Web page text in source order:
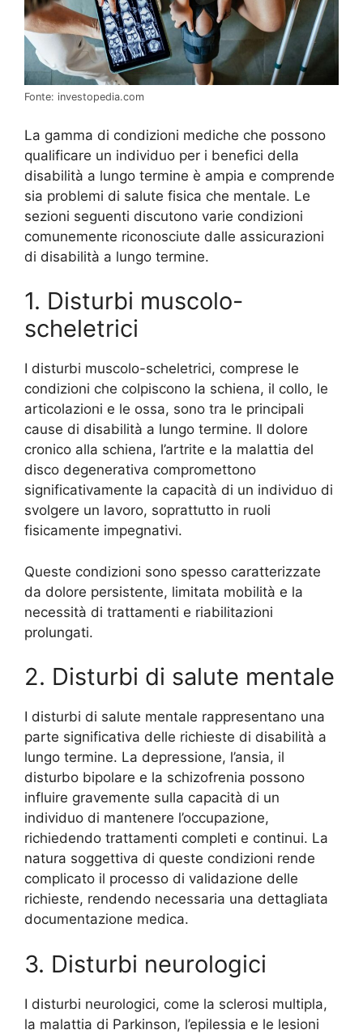
Fonte: investopedia.com
La gamma di condizioni mediche che possono
qualificare un individuo per i benefici della
disabilità a lungo termine è ampia e comprende
sia problemi di salute fisica che mentale. Le
sezioni seguenti discutono varie condizioni
comunemente riconosciute dalle assicurazioni
di disabilità a lungo termine.
1. Disturbi muscolo-
scheletrici
I disturbi muscolo-scheletrici, comprese le
condizioni che colpiscono la schiena, il collo, le
articolazioni e le ossa, sono tra le principali
cause di disabilità a lungo termine. Il dolore
cronico alla schiena, l’artrite e la malattia del
disco degenerativa compromettono
significativamente la capacità di un individuo di
svolgere un lavoro, soprattutto in ruoli
fisicamente impegnativi.
Queste condizioni sono spesso caratterizzate
da dolore persistente, limitata mobilità e la
necessità di trattamenti e riabilitazioni
prolungati.
2. Disturbi di salute mentale
I disturbi di salute mentale rappresentano una
parte significativa delle richieste di disabilità a
lungo termine. La depressione, l’ansia, il
disturbo bipolare e la schizofrenia possono
influire gravemente sulla capacità di un
individuo di mantenere l’occupazione,
richiedendo trattamenti completi e continui. La
natura soggettiva di queste condizioni rende
complicato il processo di validazione delle
richieste, rendendo necessaria una dettagliata
documentazione medica.
3. Disturbi neurologici
I disturbi neurologici, come la sclerosi multipla,
la malattia di Parkinson, l’epilessia e le lesioni